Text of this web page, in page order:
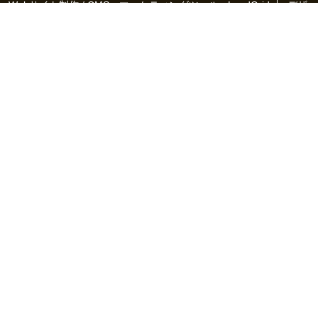
Webサイト制作 / CMS・マーケティングツール - LeadGrid
デザ